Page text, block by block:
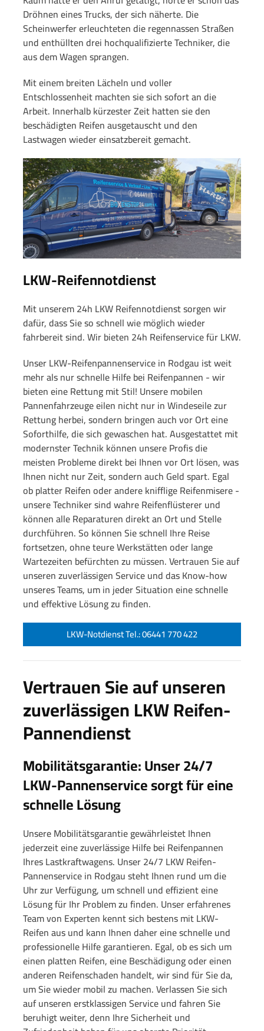
Dröhnen eines Trucks, der sich näherte. Die
Scheinwerfer erleuchteten die regennassen Straßen
und enthüllten drei hochqualifizierte Techniker, die
aus dem Wagen sprangen.
Mit einem breiten Lächeln und voller
Entschlossenheit machten sie sich sofort an die
Arbeit. Innerhalb kürzester Zeit hatten sie den
beschädigten Reifen ausgetauscht und den
Lastwagen wieder einsatzbereit gemacht.
LKW-Reifennotdienst
Mit unserem 24h LKW Reifennotdienst sorgen wir
dafür, dass Sie so schnell wie möglich wieder
fahrbereit sind. Wir bieten 24h Reifenservice für LKW.
Unser LKW-Reifenpannenservice in Rodgau ist weit
mehr als nur schnelle Hilfe bei Reifenpannen - wir
bieten eine Rettung mit Stil! Unsere mobilen
Pannenfahrzeuge eilen nicht nur in Windeseile zur
Rettung herbei, sondern bringen auch vor Ort eine
Soforthilfe, die sich gewaschen hat. Ausgestattet mit
modernster Technik können unsere Profis die
meisten Probleme direkt bei Ihnen vor Ort lösen, was
Ihnen nicht nur Zeit, sondern auch Geld spart. Egal
ob platter Reifen oder andere knifflige Reifenmisere -
unsere Techniker sind wahre Reifenflüsterer und
können alle Reparaturen direkt an Ort und Stelle
durchführen. So können Sie schnell Ihre Reise
fortsetzen, ohne teure Werkstätten oder lange
Wartezeiten befürchten zu müssen. Vertrauen Sie auf
unseren zuverlässigen Service und das Know-how
unseres Teams, um in jeder Situation eine schnelle
und effektive Lösung zu finden.
LKW-Notdienst Tel.: 06441 770 422
Vertrauen Sie auf unseren
zuverlässigen LKW Reifen-
Pannendienst
Mobilitätsgarantie: Unser 24/7
LKW-Pannenservice sorgt für eine
schnelle Lösung
Unsere Mobilitätsgarantie gewährleistet Ihnen
jederzeit eine zuverlässige Hilfe bei Reifenpannen
Ihres Lastkraftwagens. Unser 24/7 LKW Reifen-
Pannenservice in Rodgau steht Ihnen rund um die
Uhr zur Verfügung, um schnell und effizient eine
Lösung für Ihr Problem zu finden. Unser erfahrenes
Team von Experten kennt sich bestens mit LKW-
Reifen aus und kann Ihnen daher eine schnelle und
professionelle Hilfe garantieren. Egal, ob es sich um
einen platten Reifen, eine Beschädigung oder einen
anderen Reifenschaden handelt, wir sind für Sie da,
um Sie wieder mobil zu machen. Verlassen Sie sich
auf unseren erstklassigen Service und fahren Sie
beruhigt weiter, denn Ihre Sicherheit und